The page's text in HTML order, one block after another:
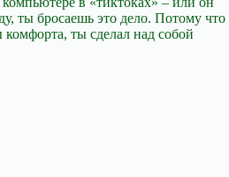
ты бросаешь это дело. Потому что
ты сделал над собой